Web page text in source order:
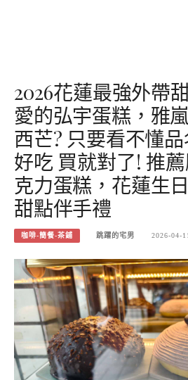
2026花蓮最強外帶
愛的弘宇蛋糕，雅
西芒? 只要看不懂
好吃 買就對了! 推
克力蛋糕，花蓮生
甜點伴手禮
咖啡-簡餐-茶鋪 跳躍的宅男 2026-04-11